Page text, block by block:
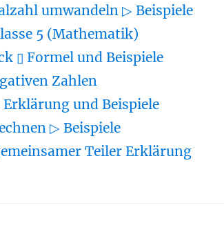
umwandeln ▷ Beispiele
5 (Mathematik)
▯ Formel und Beispiele
Zahlen
und Beispiele
▷ Beispiele
Teiler Erklärung